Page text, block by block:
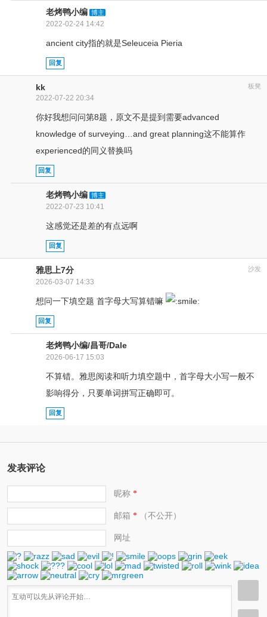
老烤鸭小编 博主
2022-02-24 14:42
ancient city指的就是Seleuceia Pieria
回复
板凳
kk
2022-07-22 20:34
你好我想问问第8题，原文不是提到需要advanced
knowledge of surveying…and great planning这不能算作
experienced的同义替换吗
回复
老烤鸭小编 博主
2022-07-23 10:41
这感觉还是差的有点远啊
回复
沙发
雅思上7分
2026-03-07 14:33
想问一下填空题 首字母大写算错嘛
回复
老烤鸭小编/昌哥/Dale
2026-06-17 15:03
不算错。雅思阅读和听力填空题中，首字母大小写一般不
影响得分，只要单词拼写正确即可。
回复
发表评论
昵称*
邮箱 *（不公开）
网址